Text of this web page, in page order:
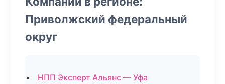
Приволжский федеральный
округ
НПП Эксперт Альянс — Уфа